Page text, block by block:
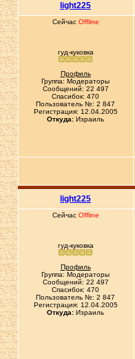
light225
Сейчас Offline
гуд-куковка
Профиль
Группа: Модераторы
Сообщений: 22 497
Спасибок: 470
Пользователь №: 2 847
Регистрация: 12.04.2005
Откуда: Израиль
light225
Сейчас Offline
гуд-куковка
Профиль
Группа: Модераторы
Сообщений: 22 497
Спасибок: 470
Пользователь №: 2 847
Регистрация: 12.04.2005
Откуда: Израиль